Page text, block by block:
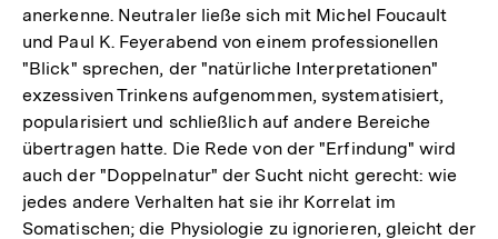
anerkenne. Neutraler ließe sich mit Michel Foucault
und Paul K. Feyerabend von einem professionellen
"Blick" sprechen, der "natürliche Interpretationen"
exzessiven Trinkens aufgenommen, systematisiert,
popularisiert und schließlich auf andere Bereiche
übertragen hatte. Die Rede von der "Erfindung" wird
auch der "Doppelnatur" der Sucht nicht gerecht: wie
jedes andere Verhalten hat sie ihr Korrelat im
Somatischen; die Physiologie zu ignorieren, gleicht der